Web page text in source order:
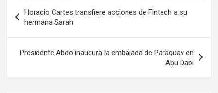
de
entradas
Horacio Cartes transfiere acciones de Fintech a su
hermana Sarah
Presidente Abdo inaugura la embajada de Paraguay en
Abu Dabi